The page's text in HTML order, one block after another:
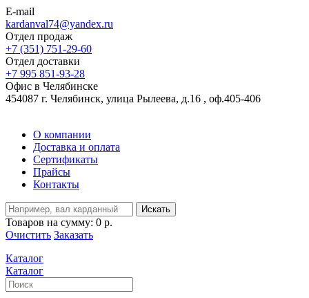
E-mail
kardanval74@yandex.ru
Отдел продаж
+7 (351) 751-29-60
Отдел доставки
+7 995 851-93-28
Офис в Челябинске
454087 г. Челябинск, улица Рылеева, д.16 , оф.405-406
О компании
Доставка и оплата
Сертификаты
Прайсы
Контакты
Искать
Товаров на сумму: 0 р.
Очистить Заказать
Каталог
Каталог